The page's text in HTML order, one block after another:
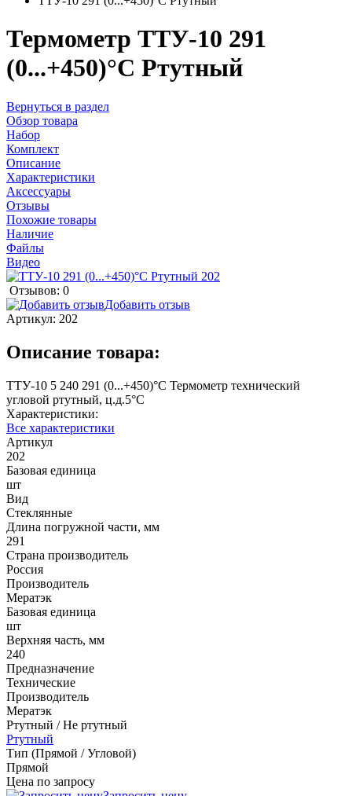
Термометр ТТУ-10 291
(0...+450)°С Ртутный
Вернуться в раздел
Обзор товара
Набор
Комплект
Описание
Характеристики
Аксессуары
Отзывы
Похожие товары
Наличие
Файлы
Видео
Отзывов: 0
Добавить отзыв
Артикул: 202
Описание товара:
ТТУ-10 5 240 291 (0...+450)°С Термометр технический
угловой ртутный, ц.д.5°С
Характеристики:
Все характеристики
Артикул
202
Базовая единица
шт
Вид
Стеклянные
Длина погружной части, мм
291
Страна производитель
Россия
Производитель
Мератэк
Базовая единица
шт
Верхняя часть, мм
240
Предназначение
Технические
Производитель
Мератэк
Ртутный / Не ртутный
Ртутный
Тип (Прямой / Угловой)
Прямой
Цена по запросу